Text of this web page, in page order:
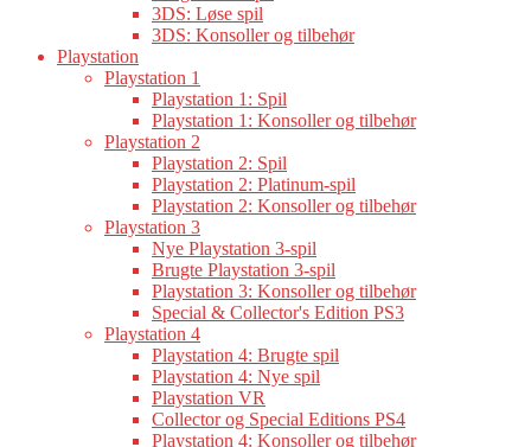
3DS: Løse spil
3DS: Konsoller og tilbehør
Playstation
Playstation 1
Playstation 1: Spil
Playstation 1: Konsoller og tilbehør
Playstation 2
Playstation 2: Spil
Playstation 2: Platinum-spil
Playstation 2: Konsoller og tilbehør
Playstation 3
Nye Playstation 3-spil
Brugte Playstation 3-spil
Playstation 3: Konsoller og tilbehør
Special & Collector's Edition PS3
Playstation 4
Playstation 4: Brugte spil
Playstation 4: Nye spil
Playstation VR
Collector og Special Editions PS4
Playstation 4: Konsoller og tilbehør